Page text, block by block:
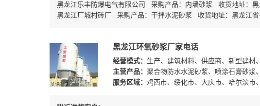
黑龙江乐丰防爆电气有限公司 采购产品：内墙砂浆 收货地址：黑
黑龙江厂城村砖厂 采购产品：干拌水泥砂浆 收货地址：黑龙江
黑龙江环氧砂浆厂家电话
经营模式： 生产、建筑材料、供应商、新型建材
主营产品： 聚合物防水水泥砂浆、喷涂石膏砂浆
服务区域： 鸡西市、绥化市、大庆市、哈尔滨市